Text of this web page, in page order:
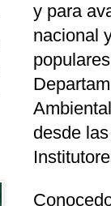
y para
nacional
desde